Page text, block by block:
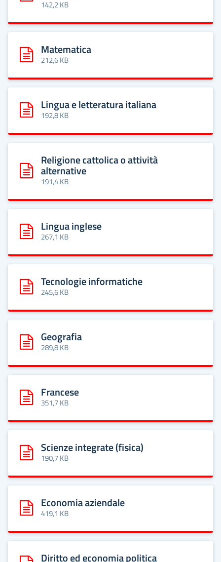
142,2 KB
Scarica: Matematica
Matematica
212,6 KB
Scarica: Lingua e letteratura italiana
Lingua e letteratura italiana
192,8 KB
Scarica: Religione cattolica o attività alternative
Religione cattolica o attività
alternative
191,4 KB
Scarica: Lingua inglese
Lingua inglese
267,1 KB
Scarica: Tecnologie informatiche
Tecnologie informatiche
245,6 KB
Scarica: Geografia
Geografia
289,8 KB
Scarica: Francese
Francese
351,7 KB
Scarica: Scienze integrate (fisica)
Scienze integrate (fisica)
190,7 KB
Scarica: Economia aziendale
Economia aziendale
419,1 KB
Diritto ed economia politica